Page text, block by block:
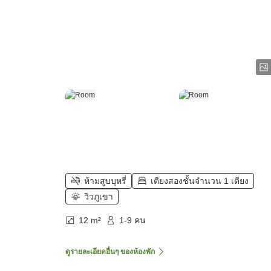
ห้ามสูบบุหรี่
เตียงสองชั้นจำนวน 1 เตียง
วิวภูเขา
12 m² 1-9 คน
ดูรายละเอียดอื่นๆ ของห้องพัก